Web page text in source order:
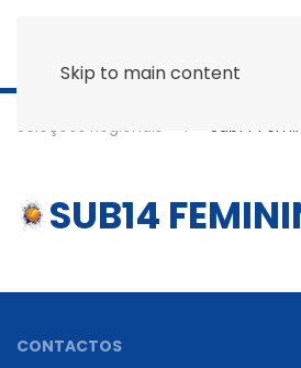
Skip to main content
Seleções Regionais Sub14
SUB14
CONTACTOS